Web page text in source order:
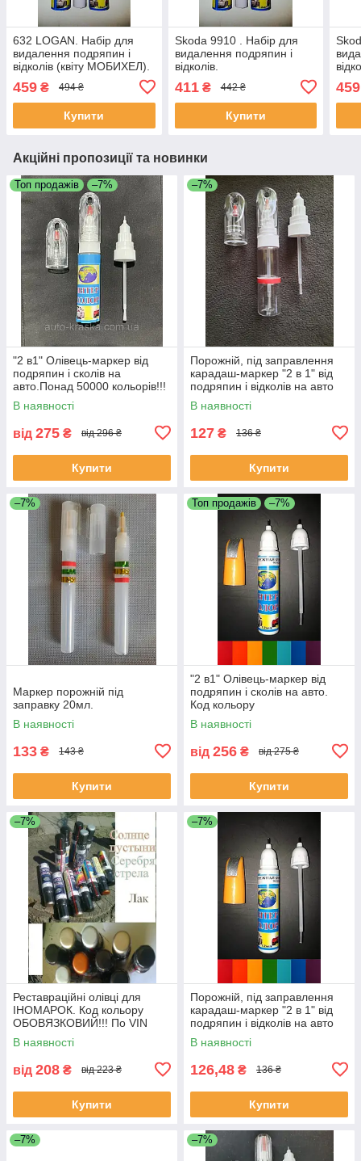
632 LOGAN. Набір для
видалення подряпин і
відколів (квіту МОБИХЕЛ).
459 ₴ 494 ₴
Купити
Skoda 9910 . Набір для
видалення подряпин і
відколів.
411₴ 442 ₴
Купити
459
Акційні пропозиції та новинки
Топ продажів –7%
"2 в1" Олівець-маркер від
подряпин і сколів на
авто.Понад 50000 кольорів!!!
В наявності
від 275 ₴ від 296 ₴
Купити
–7%
Порожній, під заправлення
карадаш-маркер "2 в 1" від
подряпин і відколів на авто
20 мл.
В наявності
127 ₴ 136 ₴
Купити
–7%
Маркер порожній під
заправку 20мл.
В наявності
133 ₴ 143 ₴
Купити
Топ продажів –7%
"2 в1" Олівець-маркер від
подряпин і сколів на авто.
Код кольору
ОБОВ'ЯЗКОВИЙ!!!
В наявності
від 256 ₴ від 275 ₴
Купити
–7%
Реставраційні олівці для
ІНОМАРОК. Код кольору
ОБОВЯЗКОВИЙ!!! По VIN
коду не працюемо!!!
В наявності
від 208 ₴ від 223 ₴
Купити
–7%
Порожній, під заправлення
карадаш-маркер "2 в 1" від
подряпин і відколів на авто
12 мл.
В наявності
126,48 ₴ 136 ₴
Купити
–7% –7%